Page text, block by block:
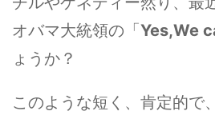
オバマ大統領の「Yes,We
ょうか？
このような短く、肯定的で